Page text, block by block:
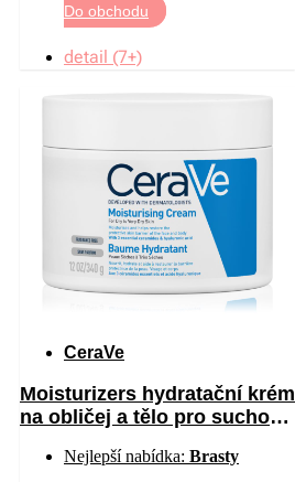
Do obchodu
detail (7+)
CeraVe
Moisturizers hydratační krém
na obličej a tělo pro suchou
340 gNejlepší nabídka: Brasty